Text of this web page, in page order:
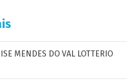
MENDES DO VAL LOTTERIO